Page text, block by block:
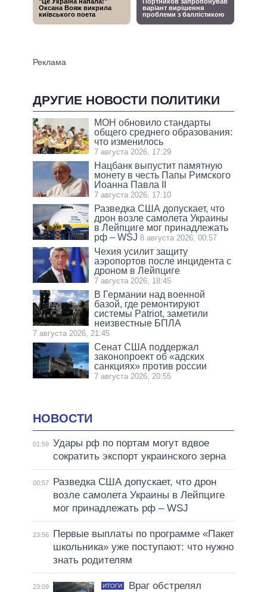
ДРУГИЕ НОВОСТИ ПОЛИТИКИ
МОН обновило стандарты
общего среднего образования:
что изменилось
7 августа 2026, 17:29
Нацбанк выпустит памятную
монету в честь Папы Римского
Иоанна Павла II
7 августа 2026, 17:10
Разведка США допускает, что
дрон возле самолета Украины
в Лейпциге мог принадлежать
рф – WSJ 8 августа 2026, 00:57
Чехия усилит защиту
аэропортов после инцидента с
дроном в Лейпциге
7 августа 2026, 18:45
В Германии над военной
базой, где ремонтируют
системы Patriot, заметили
неизвестные БПЛА
7 августа 2026, 21:45
Сенат США поддержал
законопроект об «адских
санкциях» против россии
7 августа 2026, 20:55
НОВОСТИ
01:59 Удары рф по портам могут вдвое
сократить экспорт украинского зерна
00:57
Разведка США допускает, что дрон
возле самолета Украины в Лейпциге
мог принадлежать рф – WSJ
23:56
Первые выплаты по программе «Пакет
школьника» уже поступают: что нужно
знать родителям
23:09 ИТОГИ
Враг обстрелял